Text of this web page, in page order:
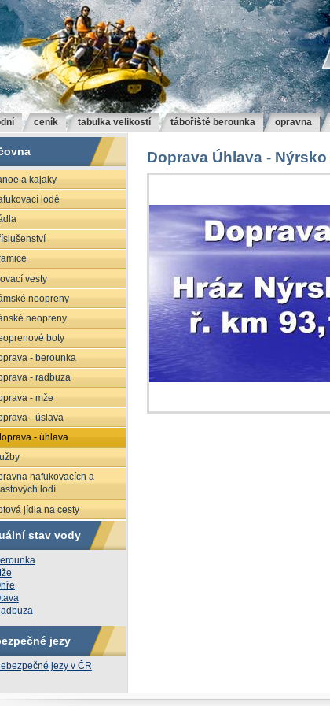
ceník tabulka velikostí tábořiště berounka opravna
Doprava Úhlava - Nýrsko
a kajaky
lodě
vesty
neopreny
neopreny
boty
- berounka
- radbuza
- mže
- úslava
- úhlava
nafukovacích a
lodí
jídla na cesty
stav vody
jezy
jezy v ČR